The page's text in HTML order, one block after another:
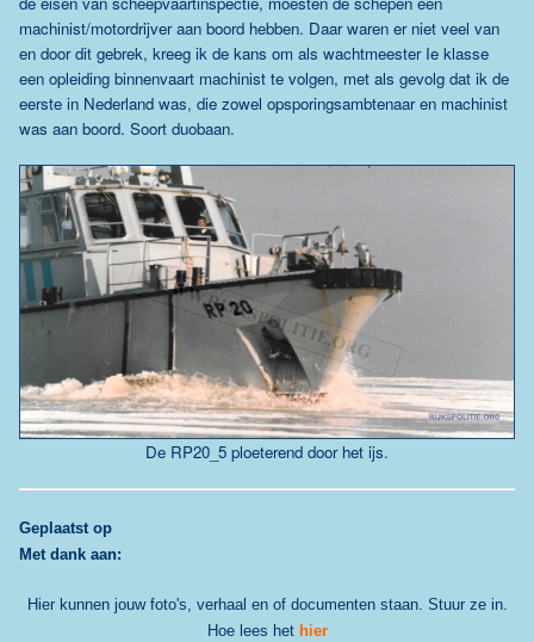
machinist/motordrijver aan boord hebben. Daar waren er niet veel van
en door dit gebrek, kreeg ik de kans om als wachtmeester Ie klasse
een opleiding binnenvaart machinist te volgen, met als gevolg dat ik de
eerste in Nederland was, die zowel opsporingsambtenaar en machinist
was aan boord. Soort duobaan.
De RP20_5 ploeterend door het ijs.
Geplaatst op
Met dank aan:
Hier kunnen jouw foto's, verhaal en of documenten staan. Stuur ze in.
Hoe lees het hier